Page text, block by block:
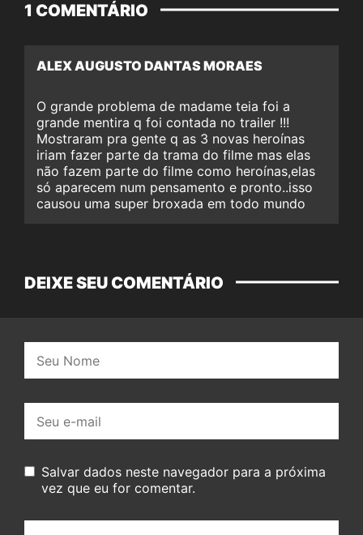
1 COMENTÁRIO
ALEX AUGUSTO DANTAS MORAES
O grande problema de madame teia foi a
grande mentira q foi contada no trailer !!!
Mostraram pra gente q as 3 novas heroínas
iriam fazer parte da trama do filme mas elas
não fazem parte do filme como heroínas,elas
só aparecem num pensamento e pronto..isso
causou uma super broxada em todo mundo
DEIXE SEU COMENTÁRIO
mail:
Salvar dados neste navegador para a próxima
vez que eu for comentar.